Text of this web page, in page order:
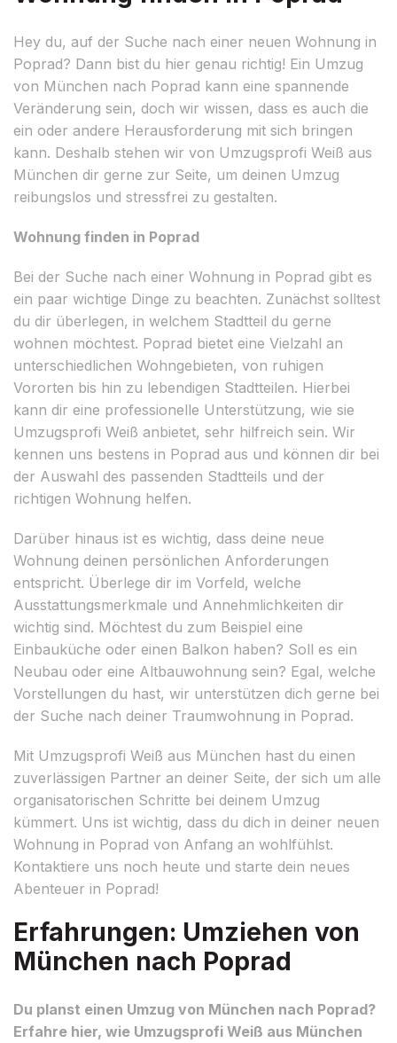
Hey du, auf der Suche nach einer neuen Wohnung in
Poprad? Dann bist du hier genau richtig! Ein Umzug
von München nach Poprad kann eine spannende
Veränderung sein, doch wir wissen, dass es auch die
ein oder andere Herausforderung mit sich bringen
kann. Deshalb stehen wir von Umzugsprofi Weiß aus
München dir gerne zur Seite, um deinen Umzug
reibungslos und stressfrei zu gestalten.
Wohnung finden in Poprad
Bei der Suche nach einer Wohnung in Poprad gibt es
ein paar wichtige Dinge zu beachten. Zunächst solltest
du dir überlegen, in welchem Stadtteil du gerne
wohnen möchtest. Poprad bietet eine Vielzahl an
unterschiedlichen Wohngebieten, von ruhigen
Vororten bis hin zu lebendigen Stadtteilen. Hierbei
kann dir eine professionelle Unterstützung, wie sie
Umzugsprofi Weiß anbietet, sehr hilfreich sein. Wir
kennen uns bestens in Poprad aus und können dir bei
der Auswahl des passenden Stadtteils und der
richtigen Wohnung helfen.
Darüber hinaus ist es wichtig, dass deine neue
Wohnung deinen persönlichen Anforderungen
entspricht. Überlege dir im Vorfeld, welche
Ausstattungsmerkmale und Annehmlichkeiten dir
wichtig sind. Möchtest du zum Beispiel eine
Einbauküche oder einen Balkon haben? Soll es ein
Neubau oder eine Altbauwohnung sein? Egal, welche
Vorstellungen du hast, wir unterstützen dich gerne bei
der Suche nach deiner Traumwohnung in Poprad.
Mit Umzugsprofi Weiß aus München hast du einen
zuverlässigen Partner an deiner Seite, der sich um alle
organisatorischen Schritte bei deinem Umzug
kümmert. Uns ist wichtig, dass du dich in deiner neuen
Wohnung in Poprad von Anfang an wohlfühlst.
Kontaktiere uns noch heute und starte dein neues
Abenteuer in Poprad!
Erfahrungen: Umziehen von
München nach Poprad
Du planst einen Umzug von München nach Poprad?
Erfahre hier, wie Umzugsprofi Weiß aus München